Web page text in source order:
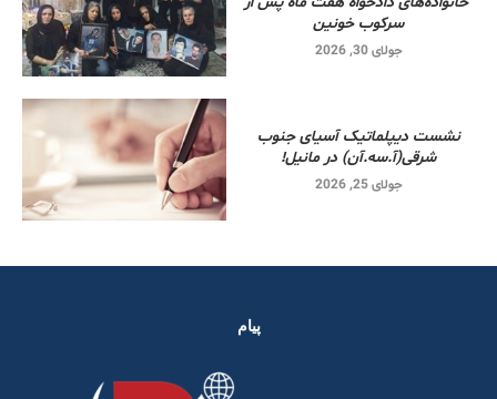
سرکوب خونین
جولای 30, 2026
نشست دیپلماتیک آسیای جنوب
شرقی‌(آ.سه.آن) در مانیل!
جولای 25, 2026
پیام